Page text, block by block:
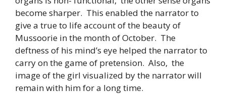
become sharper. This enabled the narrator to
give a true to life account of the beauty of
Mussoorie in the month of October. The
deftness of his mind’s eye helped the narrator to
carry on the game of pretension. Also, the
image of the girl visualized by the narrator will
remain with him for a long time.